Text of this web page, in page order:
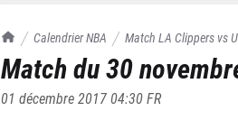
TrashTalk Actu NBA
Calendrier NBA Match LA Clippers vs
Match du30
01 décembre 2017 04:30FR